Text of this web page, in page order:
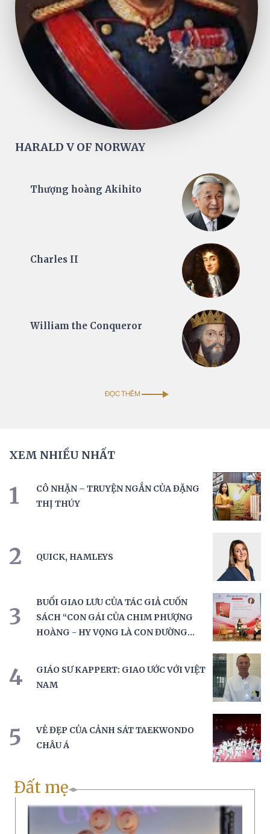
HARALD V OF NORWAY
Thượng hoàng Akihito
Charles II
William the Conqueror
ĐỌC THÊM
XEM NHIỀU NHẤT
1
CÔ NHẶN – TRUYỆN NGẮN CỦA ĐẶNG
THỊ THÚY
2 QUICK, HAMLEYS
3
BUỔI GIAO LƯU CỦA TÁC GIẢ CUỐN
SÁCH “CON GÁI CỦA CHIM PHƯỢNG
HOÀNG - HY VỌNG LÀ CON ĐƯỜNG
4
GIÁO SƯ KAPPERT: GIAO ƯỚC VỚI VIỆT
NAM
5
VẺ ĐẸP CỦA CẢNH SÁT TAEKWONDO
CHÂU Á
Đất mẹ